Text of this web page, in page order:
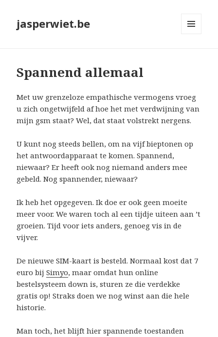
jasperwiet.be
Spannend allemaal
Met uw grenzeloze empathische vermogens vroeg
u zich ongetwijfeld af hoe het met verdwijning van
mijn gsm staat? Wel, dat staat volstrekt nergens.
U kunt nog steeds bellen, om na vijf bieptonen op
het antwoordapparaat te komen. Spannend,
niewaar? Er heeft ook nog niemand anders mee
gebeld. Nog spannender, niewaar?
Ik heb het opgegeven. Ik doe er ook geen moeite
meer voor. We waren toch al een tijdje uiteen aan ’t
groeien. Tijd voor iets anders, genoeg vis in de
vijver.
De nieuwe SIM-kaart is besteld. Normaal kost dat 7
euro bijSimyo, maar omdat hun online
bestelsysteem down is, sturen ze die verdekke
gratis op! Straks doen we nog winst aan die hele
historie.
Man toch, het blijft hier spannende toestanden